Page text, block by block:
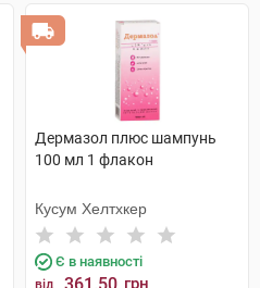
Дермазол плюс шампунь
100 мл 1 флакон
Кусум Хелтхкер
Є в наявності
від грн